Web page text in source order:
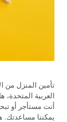
تأمين المنزل من
العربية
أنت مستأجر أو
يمكننا مساعدتك.